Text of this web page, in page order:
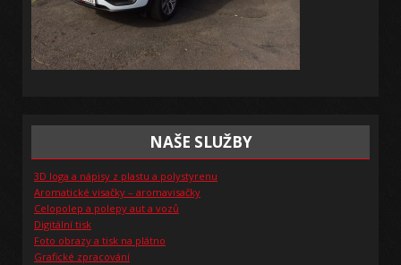
NAŠE SLUŽBY
3D loga a nápisy z plastu a polystyrenu
Aromatické visačky – aromavisačky
Celopolep a polepy aut a vozů
Digitální tisk
Foto obrazy a tisk na plátno
Grafické zpracování